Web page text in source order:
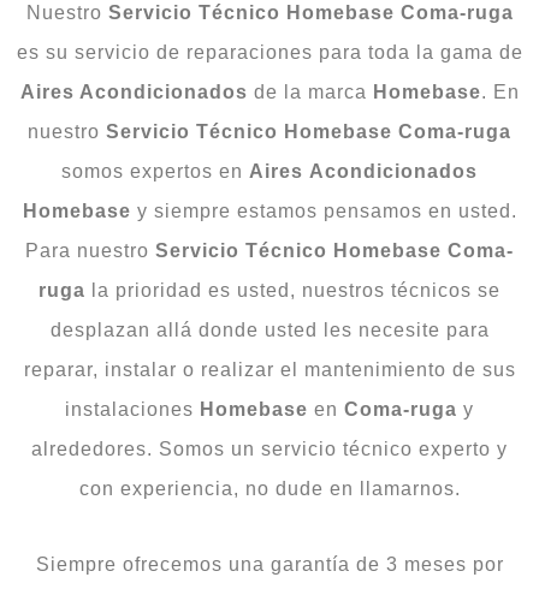
Nuestro Servicio Técnico Homebase Coma-ruga
es su servicio de reparaciones para toda la gama de
Aires Acondicionados de la marca Homebase. En
nuestro Servicio Técnico Homebase Coma-ruga
somos expertos en Aires Acondicionados
Homebase y siempre estamos pensamos en usted.
Para nuestro Servicio Técnico Homebase Coma-
ruga la prioridad es usted, nuestros técnicos se
desplazan allá donde usted les necesite para
reparar, instalar o realizar el mantenimiento de sus
instalaciones Homebase en Coma-ruga y
alrededores. Somos un servicio técnico experto y
con experiencia, no dude en llamarnos.
Siempre ofrecemos una garantía de 3 meses por